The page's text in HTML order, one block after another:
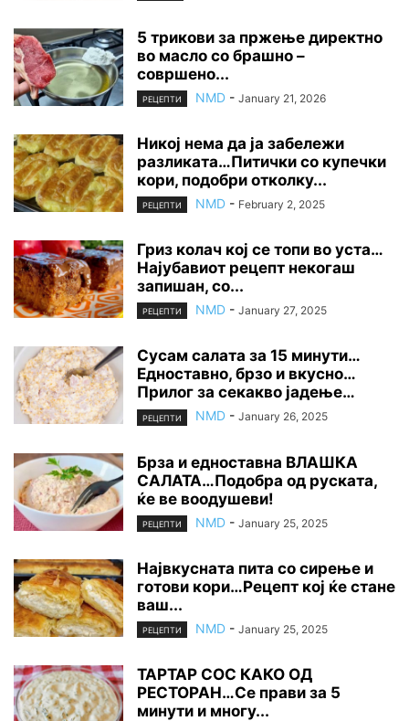
5 трикови за пржење директно
во масло со брашно –
совршено...
РЕЦЕПТИ NMD - January 21, 2026
Никој нема да ја забележи
разликата…Питички со купечки
кори, подобри отколку...
РЕЦЕПТИ NMD - February 2, 2025
Гриз колач кој се топи во уста…
Најубавиот рецепт некогаш
запишан, со...
РЕЦЕПТИ NMD - January 27, 2025
Сусам салата за 15 минути…
Едноставно, брзо и вкусно…
Прилог за секакво јадење…
РЕЦЕПТИ NMD - January 26, 2025
Брза и едноставна ВЛАШКА
САЛАТА…Подобра од руската,
ќе ве воодушеви!
РЕЦЕПТИ NMD - January 25, 2025
Највкусната пита со сирење и
готови кори…Рецепт кој ќе стане
ваш...
РЕЦЕПТИ NMD - January 25, 2025
ТАРТАР СОС КАКО ОД
РЕСТОРАН…Се прави за 5
минути и многу...